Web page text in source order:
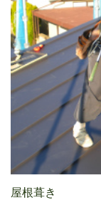
屋根葺き